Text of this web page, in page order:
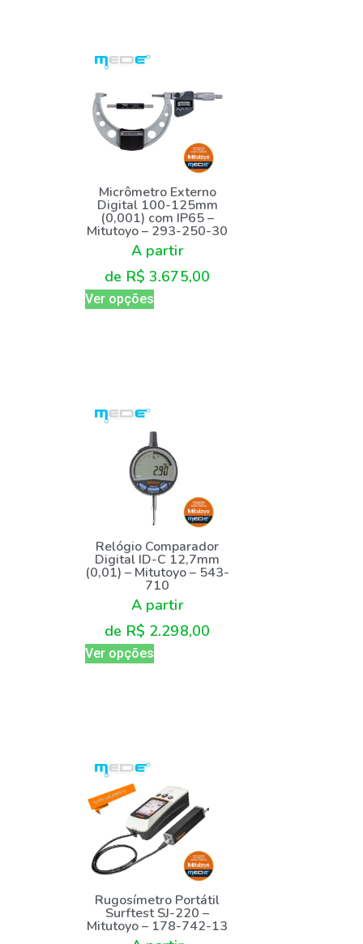
Micrômetro Externo
Digital 100-125mm
(0,001) com IP65 –
Mitutoyo – 293-250-30
A partir
de R$ 3.675,00
Ver opções
Relógio Comparador
Digital ID-C 12,7mm
(0,01) – Mitutoyo – 543-
710
A partir
de R$ 2.298,00
Ver opções
Rugosímetro Portátil
Surftest SJ-220 –
Mitutoyo – 178-742-13